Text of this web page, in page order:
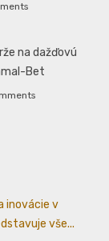
na dažďovú
Bet
inovácie v
vše...